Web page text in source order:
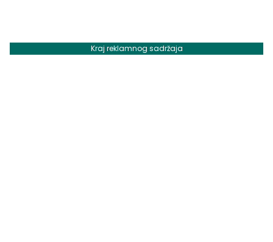
Kraj reklamnog sadržaja